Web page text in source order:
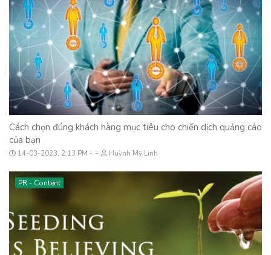
Cách chọn đúng khách hàng mục tiêu cho chiến dịch quảng cáo
của bạn
14-03-2023, 2:13 PM - Huỳnh Mỹ Linh
PR - Content